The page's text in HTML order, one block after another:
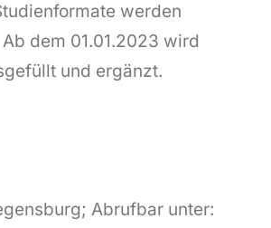
werden
dem 01.01.2023 wird
und ergänzt.
Abrufbar unter: